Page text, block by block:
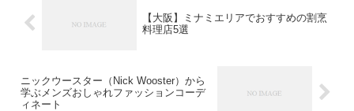
【大阪】ミナミエリアでおすすめの割烹
料理店5選
ニックウースター（Nick Wooster）から
学ぶメンズおしゃれファッションコーデ
ィネート